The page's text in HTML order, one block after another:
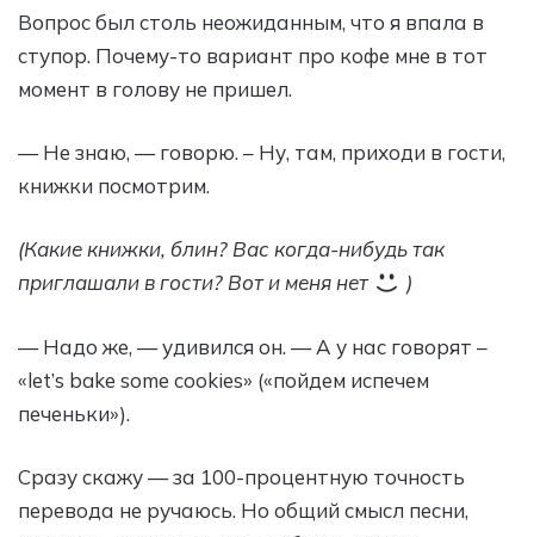
Вопрос был столь неожиданным, что я впала в
ступор. Почему-то вариант про кофе мне в тот
момент в голову не пришел.
— Не знаю, — говорю. – Ну, там, приходи в гости,
книжки посмотрим.
(Какие книжки, блин? Вас когда-нибудь так
приглашали в гости? Вот и меня нет
)
— Надо же, — удивился он. — А у нас говорят –
«let’s bake some cookies» («пойдем испечем
печеньки»).
Сразу скажу — за 100-процентную точность
перевода не ручаюсь. Но общий смысл песни,